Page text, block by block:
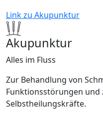
Link zu Akupunktur
Akupunktur
Alles im Fluss
Zur Behandlung von
Funktionsstörungen
Selbstheilungskräfte.